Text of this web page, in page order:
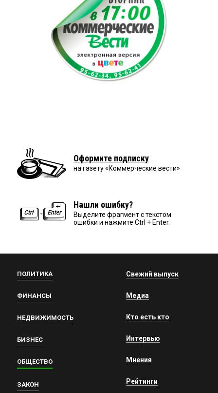
Оформите подписку
на газету «Коммерческие вести»
Нашли ошибку?
Выделите фрагмент с текстом
ошибки и нажмите Ctrl + Enter.
ПОЛИТИКА
ФИНАНСЫ
НЕДВИЖИМОСТЬ
БИЗНЕС
ОБЩЕСТВО
ЗАКОН
Свежий выпуск
Медиа
Кто есть кто
Интервью
Мнения
Рейтинги